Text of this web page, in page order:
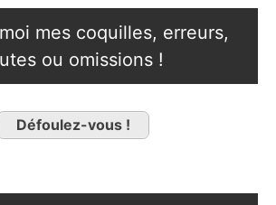
mes coquilles, erreurs,
ou omissions !
Défoulez-vous !